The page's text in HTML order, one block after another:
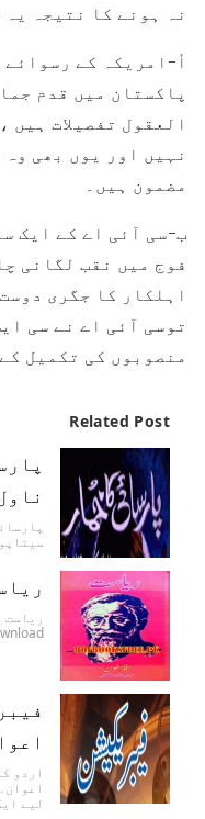
نہ ہونے کا نتیجہ یہ
أ-امریکہ کے
پاکستان میں قدم
العقول تفصیلات
نہیں اور یوں بھی وہ
مضمون ہیں۔
ب-سی آئی اے کے ایک
فوج میں نقب لگانی
اہلکار کا جگری
توسی آئی اے نے سی
منصوبوں کی تکمیل کے
Related Post
اردو
لیے